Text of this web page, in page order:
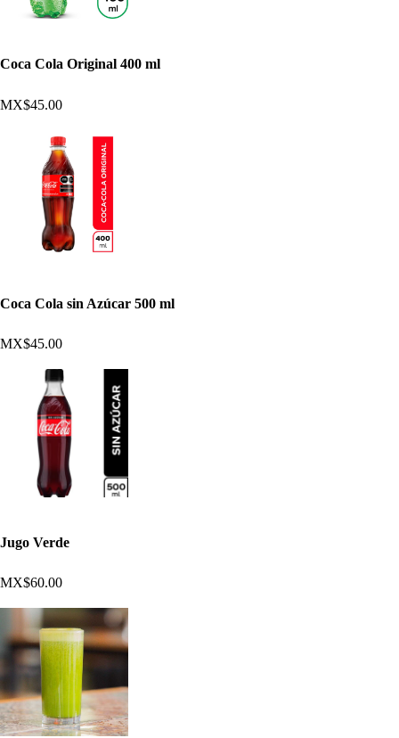
Coca Cola Original 400 ml
MX$45.00
Coca Cola sin Azúcar 500 ml
MX$45.00
Jugo Verde
MX$60.00